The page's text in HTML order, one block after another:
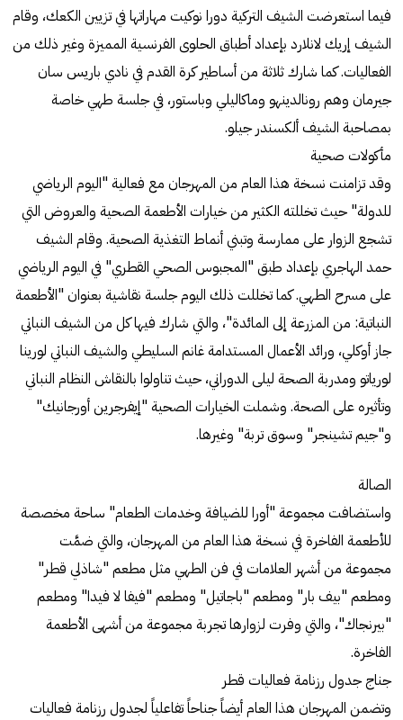
فيما استعرضت الشيف التركية دورا نوكيت مهاراتها في تزيين الكعك، وقام
الشيف إريك لانلارد بإعداد أطباق الحلوى الفرنسية المميزة وغير ذلك من
الفعاليات. كما شارك ثلاثة من أساطير كرة القدم في نادي باريس سان
جيرمان وهم رونالدينهو وماكاليلي وباستور، في جلسة طهي خاصة
بمصاحبة الشيف ألكسندر جيلو.
مأكولات صحية
وقد تزامنت نسخة هذا العام من المهرجان مع فعالية "اليوم الرياضي
للدولة" حيث تخللته الكثير من خيارات الأطعمة الصحية والعروض التي
تشجع الزوار على ممارسة وتبني أنماط التغذية الصحية. وقام الشيف
حمد الهاجري بإعداد طبق "المجبوس الصحي القطري" في اليوم الرياضي
على مسرح الطهي. كما تخللت ذلك اليوم جلسة نقاشية بعنوان "الأطعمة
النباتية: من المزرعة إلى المائدة"، والتي شارك فيها كل من الشيف النباتي
جاز أوكلي، ورائد الأعمال المستدامة غانم السليطي والشيف النباتي لورينا
لورياتو ومدربة الصحة ليلى الدوراني، حيث تناولوا بالنقاش النظام النباتي
وتأثيره على الصحة. وشملت الخيارات الصحية "إيفرجرين أورجانيك"
و"جيم تشينجر" وسوق تربة" وغيرها.
الصالة
واستضافت مجموعة "أورا للضيافة وخدمات الطعام" ساحة مخصصة
للأطعمة الفاخرة في نسخة هذا العام من المهرجان، والتي ضمَّت
مجموعة من أشهر العلامات في فن الطهي مثل مطعم "شاذلي قطر"
ومطعم "بيف بار" ومطعم "باجاتيل" ومطعم "فيفا لا فيدا" ومطعم
"بيرنجاك"، والتي وفرت لزوارها تجربة مجموعة من أشهى الأطعمة
الفاخرة.
جناج جدول رزنامة فعاليات قطر
وتضمن المهرجان هذا العام أيضاً جناحاً تفاعلياً لجدول رزنامة فعاليات